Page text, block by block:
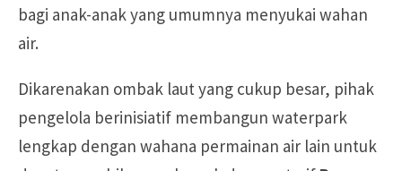
bagi anak-anak yang umumnya menyukai wahan
air.
Dikarenakan ombak laut yang cukup besar, pihak
pengelola berinisiatif membangun waterpark
lengkap dengan wahana permainan air lain untuk